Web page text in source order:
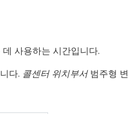
사용하는 시간입니다.
다. 콜센터 위치부서범주형 변